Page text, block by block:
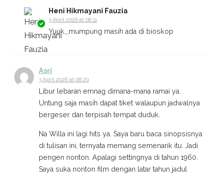
Heni Hikmayani Fauzia
3 April 2026 at 08:11
Yuuk,,,mumpung masih ada di bioskop
Asri
3 April 2026 at 06:20
Libur lebaran emnag dimana-mana ramai ya.
Untung saja masih dapat tiket walaupun jadwalnya
bergeser dan terpisah tempat duduk.
Na Willa ini lagi hits ya. Saya baru baca sinopsisnya
di tulisan ini, ternyata memang semenarik itu. Jadi
pengen nonton. Apalagi settingnya di tahun 1960.
Saya suka nonton film dengan latar tahun jadul